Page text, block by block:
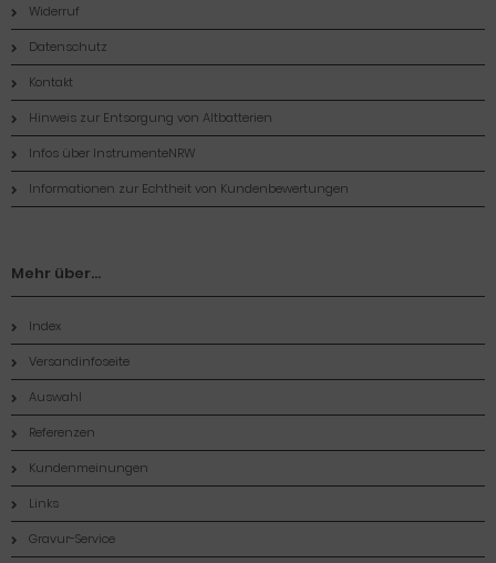
Widerruf
Datenschutz
Kontakt
Hinweis zur Entsorgung von Altbatterien
Infos über InstrumenteNRW
Informationen zur Echtheit von Kundenbewertungen
Mehr über...
Index
Versandinfoseite
Auswahl
Referenzen
Kundenmeinungen
Links
Gravur-Service